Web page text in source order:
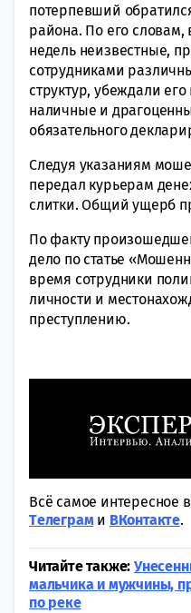
потерпевший
района. По его словам,
недель неизвестные,
сотрудниками
структур, убеждали
наличные и
обязательного
Следуя указаниям
передал курьерам
слитки. Общий ущерб
По факту
дело по статье
время сотрудники
личности и
преступлению.
Всё самое интересное
Tелеграми ВКонтакте.
Читайте также:
мальчика и мужчины,
по реке